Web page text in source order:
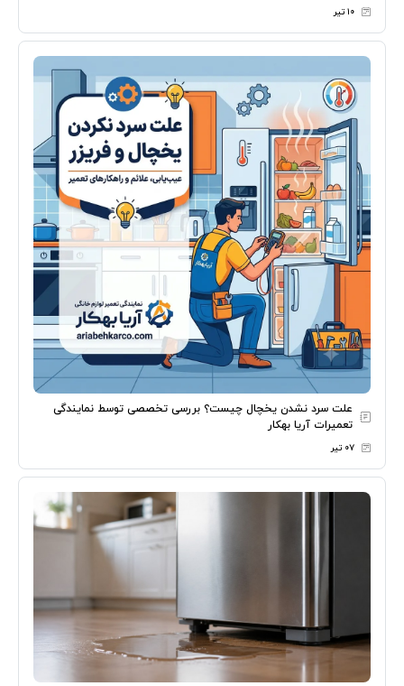
۱۰ تیر
علت سرد نشدن یخچال چیست؟ بررسی تخصصی توسط نمایندگی
تعمیرات آریا بهکار
۰۷ تیر